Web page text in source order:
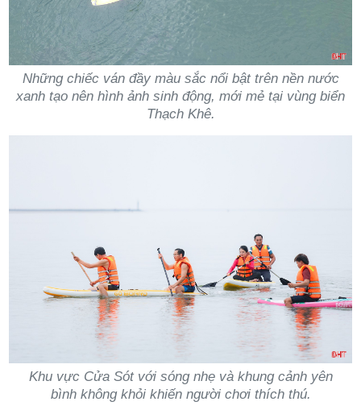
Những chiếc ván đầy màu sắc nổi bật trên nền nước
xanh tạo nên hình ảnh sinh động, mới mẻ tại vùng biển
Thạch Khê.
Khu vực Cửa Sót với sóng nhẹ và khung cảnh yên
bình không khỏi khiến người chơi thích thú.